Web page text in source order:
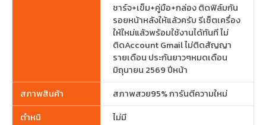
ชาร์จ+เข็ม+คู่มือ+กล่อง ติดฟิล์มกัน
รอยหน้าหลังให้แล้วครับ รีเซ็ตเครื่อง
ให้ใหม่แล้วพร้อมใช้งานได้ทันที ไม่
ติดAccount Gmail ไม่ติดสัญญา
รายเดือน ประกันยาวๆหมดเดือน
มิถุนายน 2569 ปีหน้า
สภาพสินค้า
สภาพสวย95% การันตีความใหม่
ตำหนิ
ไม่มี